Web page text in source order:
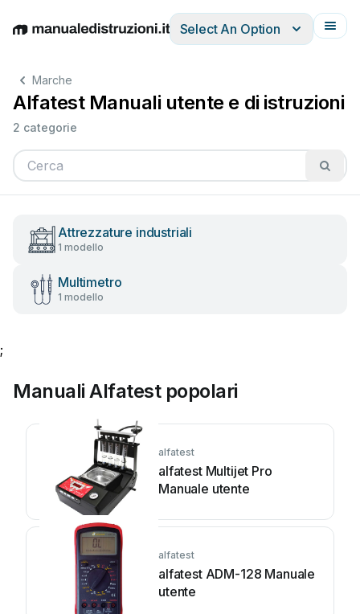
EnglishDeutschEspañolItalianoFrançais
Select An Option
Marche
Alfatest Manuali utente e di istruzioni
2 categorie
Attrezzature industriali
1 modello
Multimetro
1 modello
;
Manuali Alfatest popolari
alfatest
alfatest Multijet Pro
Manuale utente
alfatest
alfatest ADM-128 Manuale
utente